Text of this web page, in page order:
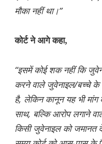
मौका नहीं था।”
कोर्ट ने आगे कहा,
“इसमें कोई शक नहीं कि
करने वाले जुवेनाइल/बच्चे
है, लेकिन कानून यह भी मांग
साथ, बल्कि आरोप लगाने
किसी जुवेनाइल को जमानत